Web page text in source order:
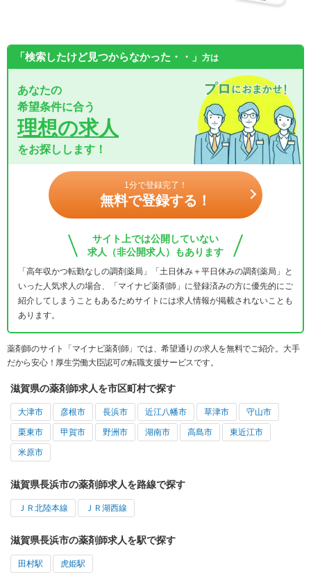
「検索したけど見つからなかった・・」 方は
あなたの
希望条件に合う
理想の求人
をお探しします！
1分で登録完了！
無料で登録する！
サイト上では公開していない
求人（非公開求人）もあります
「高年収かつ転勤なしの調剤薬局」「土日休み＋平日休みの調剤薬局」と
いった人気求人の場合、「マイナビ薬剤師」に登録済みの方に優先的にご
紹介してしまうこともあるためサイトには求人情報が掲載されないことも
あります。
薬剤師のサイト「マイナビ薬剤師」では、希望通りの求人を無料でご紹介。大手
だから安心！厚生労働大臣認可の転職支援サービスです。
滋賀県の薬剤師求人を市区町村で探す
大津市 彦根市 長浜市 近江八幡市 草津市 守山市
栗東市 甲賀市 野洲市 湖南市 高島市 東近江市
米原市
滋賀県長浜市の薬剤師求人を路線で探す
ＪＲ北陸本線 ＪＲ湖西線
滋賀県長浜市の薬剤師求人を駅で探す
田村駅 虎姫駅